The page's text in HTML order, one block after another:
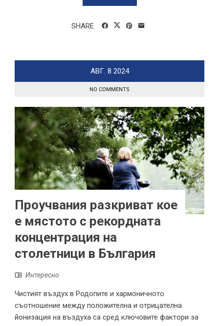
SHARE
АВГ. 8 2024
NO COMMENTS
Проучвания разкриват кое
е мястото с рекордната
концентрация на
столетници в България
Интересно
Чистият въздух в Родопите и хармоничното
съотношение между положителна и отрицателна
йонизация на въздуха са сред ключовите фактори за